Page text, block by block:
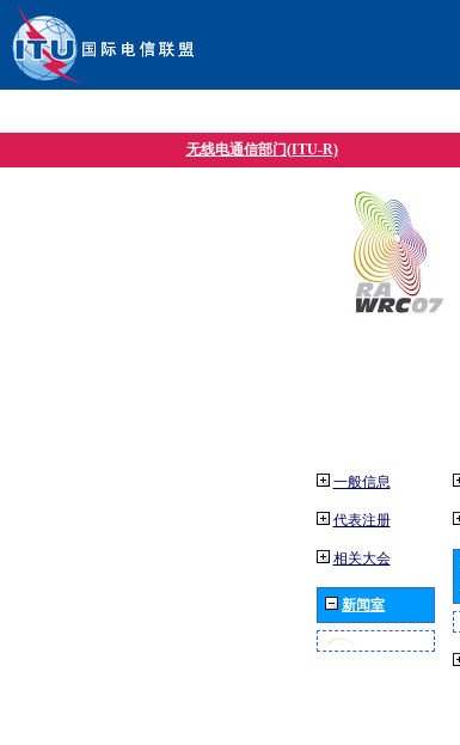
无线电通信部门(ITU-R)
一般信息
代表注册
相关大会
新闻室